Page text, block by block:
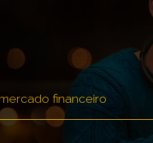
financeiro